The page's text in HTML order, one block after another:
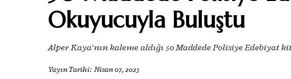
Okuyucuyla Buluştu
Alper Kaya'nın kaleme aldığı 50 Maddede Polisiye Edebiyat
Yayın Tarihi: Nisan 07, 2023